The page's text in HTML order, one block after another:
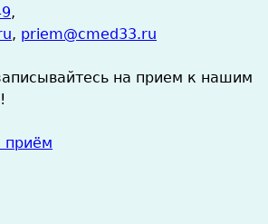
,
, priem@cmed33.ru
на прием к нашим
приём